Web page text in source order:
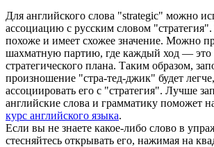
Для английского слова "strategic" можно
ассоциацию с русским словом
похоже и имеет схожее значение. Можно
шахматную партию, где каждый ход — это
стратегического плана. Таким образом,
произношение "стра-тед-джик" будет
ассоциировать его с "стратегия". Лучше
английские слова и грамматику поможет
курс английского языка.
Если вы не знаете какое-либо слово в
стесняйтесь открывать его, нажимая на